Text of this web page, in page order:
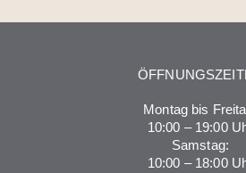
Montag bis
10:00 – 19:00
Samstag:
10:00 – 18:00